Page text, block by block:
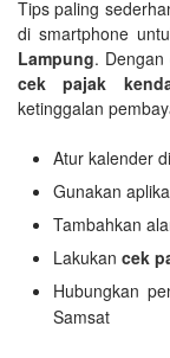
Tips paling
di smartphone
Lampung.
cek pajak
ketinggalan
Atur kalender
Gunakan
Tambahkan
Lakukan cek
Hubungkan
Samsat